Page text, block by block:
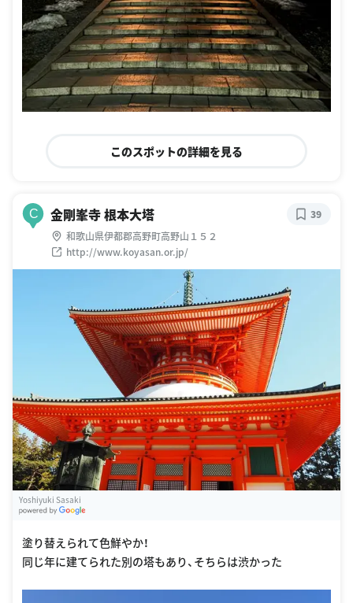
このスポットの詳細を見る
C 金剛峯寺 根本大塔
和歌山県伊都郡高野町高野山１５２
http://www.koyasan.or.jp/
39
Yoshiyuki Sasaki
塗り替えられて色鮮やか！
同じ年に建てられた別の塔もあり、そちらは渋かった